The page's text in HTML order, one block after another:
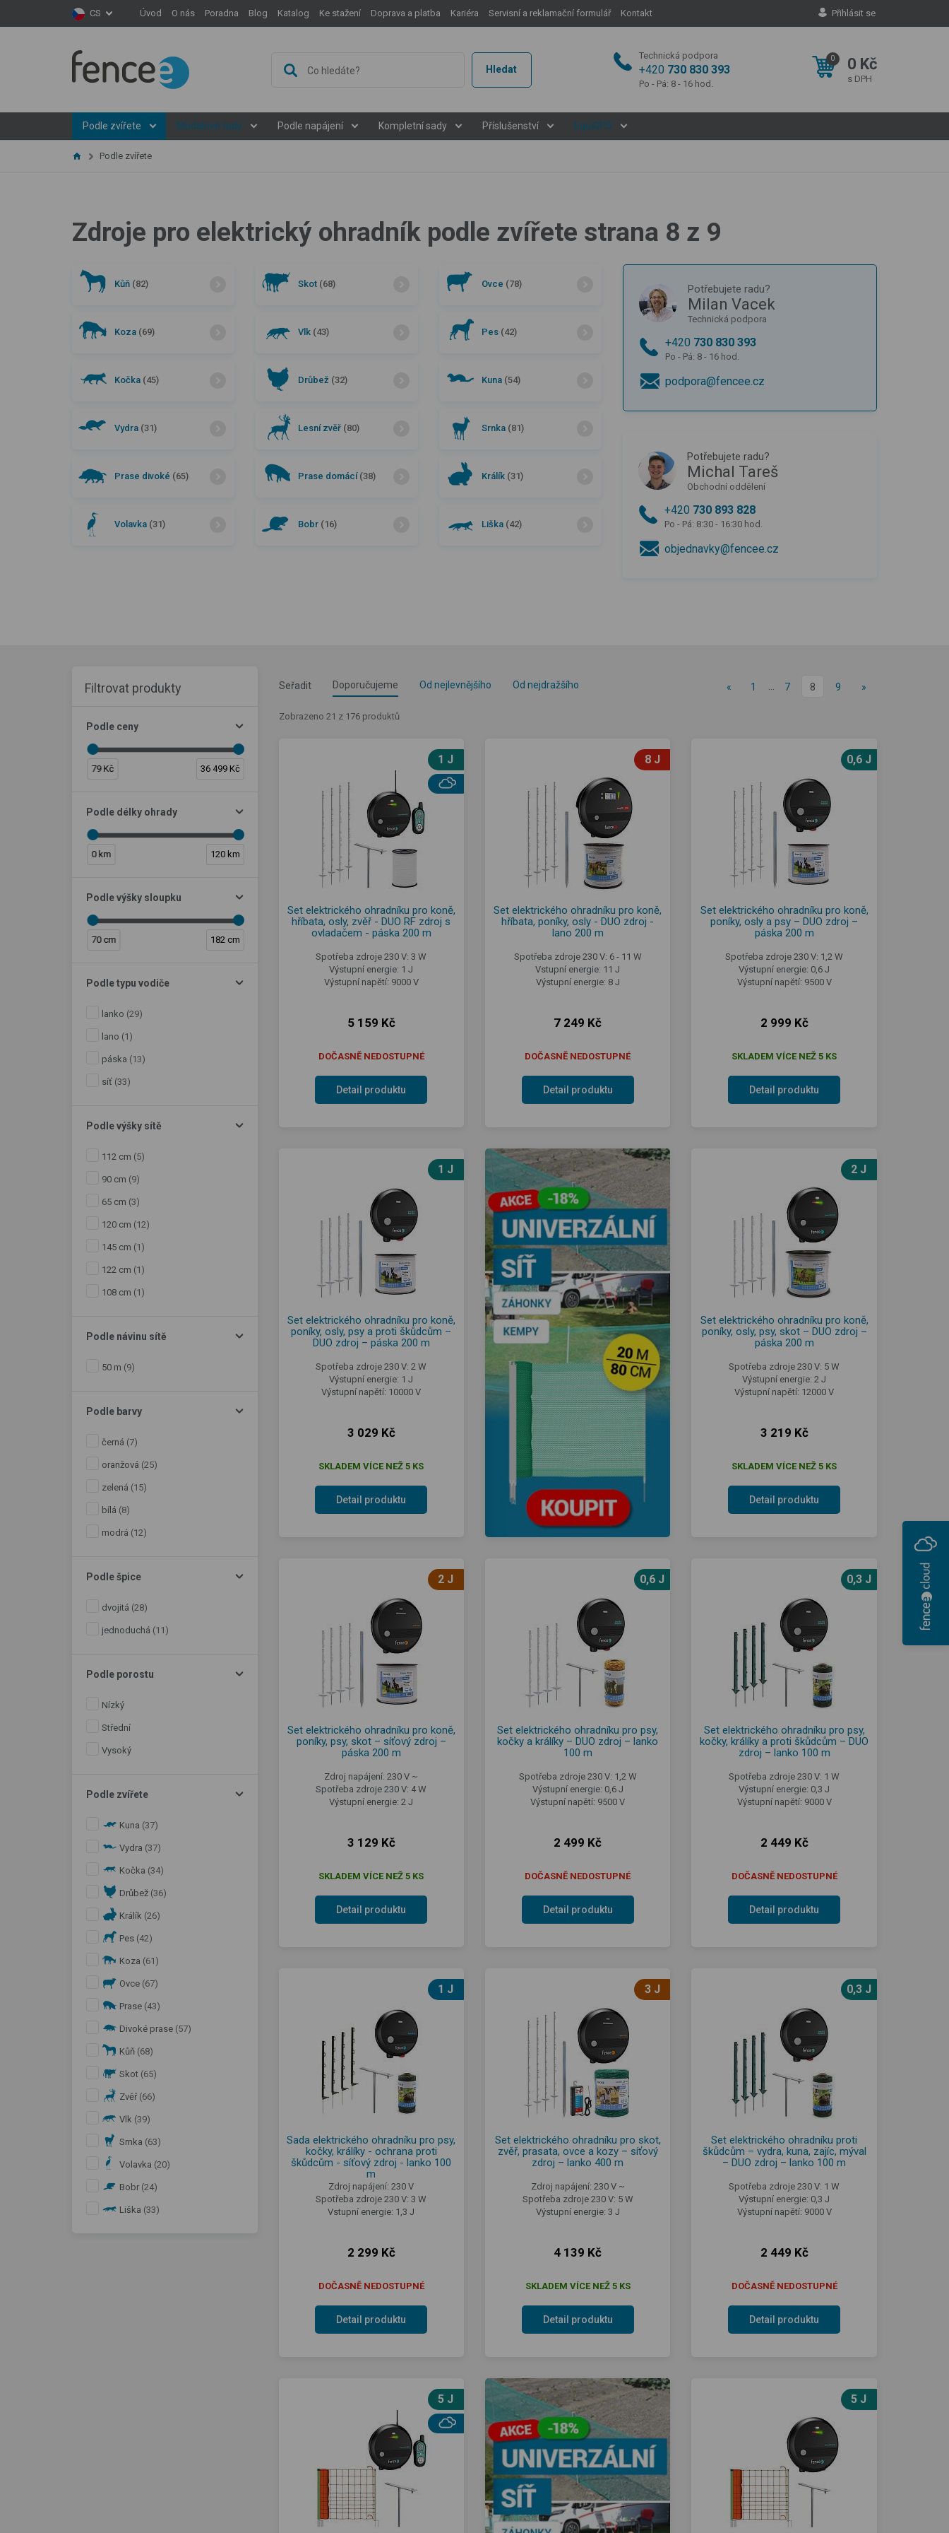
CS Úvod O nás Poradna Blog Katalog Ke stažení Doprava a platba Kariéra Servisní a reklamační formulář Kontakt Přihlásit se
Hledat
Technická podpora
+420 730 830 393
Po - Pá: 8 - 16 hod.
0 0 Kč
s DPH
Podle zvířete Modelové řady Podle napájení Kompletní sady Příslušenství EquiGPS
Podle zvířete
Zdroje pro elektrický ohradník podle zvířete strana 8 z 9
Kůň (82) Skot (68) Ovce (78)
Koza (69) Vlk (43) Pes (42)
Kočka (45) Drůbež (32) Kuna (54)
Vydra (31) Lesní zvěř (80) Srnka (81)
Prase divoké (65) Prase domácí (38) Králík (31)
Volavka (31) Bobr (16) Liška (42)
Potřebujete radu?
Milan Vacek
Technická podpora
+420 730 830 393
Po - Pá: 8 - 16 hod.
podpora@fencee.cz
Potřebujete radu?
Michal Tareš
Obchodní oddělení
+420 730 893 828
Po - Pá: 8:30 - 16:30 hod.
objednavky@fencee.cz
Filtrovat produkty
Podle ceny
79 Kč 36 499 Kč
Podle délky ohrady
0 km 120 km
Podle výšky sloupku
70 cm 182 cm
Podle typu vodiče
lanko (29)
lano (1)
páska (13)
síť (33)
Podle výšky sítě
112 cm (5)
90 cm (9)
65 cm (3)
120 cm (12)
145 cm (1)
122 cm (1)
108 cm (1)
Podle návinu sítě
50 m (9)
Podle barvy
černá (7)
oranžová (25)
zelená (15)
bílá (8)
modrá (12)
Podle špice
dvojitá (28)
jednoduchá (11)
Podle porostu
Nízký
Střední
Vysoký
Podle zvířete
Kuna (37)
Vydra (37)
Kočka (34)
Drůbež (36)
Králík (26)
Pes (42)
Koza (61)
Ovce (67)
Prase (43)
Divoké prase (57)
Kůň (68)
Skot (65)
Zvěř (66)
Vlk (39)
Srnka (63)
Volavka (20)
Bobr (24)
Liška (33)
Seřadit Doporučujeme Od nejlevnějšího Od nejdražšího « 1 7 8 9 »
Zobrazeno 21 z 176 produktů
1 J
Set elektrického ohradníku pro koně,
hříbata, osly, zvěř - DUO RF zdroj s
ovladačem - páska 200 m
Spotřeba zdroje 230 V: 3 W
Výstupní energie: 1 J
Výstupní napětí: 9000 V
5 159 Kč
DOČASNĚ NEDOSTUPNÉ
Detail produktu
8 J
Set elektrického ohradníku pro koně,
hříbata, poníky, osly - DUO zdroj -
lano 200 m
Spotřeba zdroje 230 V: 6 - 11 W
Vstupní energie: 11 J
Výstupní energie: 8 J
7 249 Kč
DOČASNĚ NEDOSTUPNÉ
Detail produktu
0,6 J
Set elektrického ohradníku pro koně,
poníky, osly a psy – DUO zdroj –
páska 200 m
Spotřeba zdroje 230 V: 1,2 W
Výstupní energie: 0,6 J
Výstupní napětí: 9500 V
2 999 Kč
SKLADEM VÍCE NEŽ 5 KS
Detail produktu
1 J
Set elektrického ohradníku pro koně,
poníky, osly, psy a proti škůdcům –
DUO zdroj – páska 200 m
Spotřeba zdroje 230 V: 2 W
Výstupní energie: 1 J
Výstupní napětí: 10000 V
3 029 Kč
SKLADEM VÍCE NEŽ 5 KS
Detail produktu
2 J
Set elektrického ohradníku pro koně,
poníky, osly, psy, skot – DUO zdroj –
páska 200 m
Spotřeba zdroje 230 V: 5 W
Výstupní energie: 2 J
Výstupní napětí: 12000 V
3 219 Kč
SKLADEM VÍCE NEŽ 5 KS
Detail produktu
2 J
Set elektrického ohradníku pro koně,
poníky, psy, skot – síťový zdroj –
páska 200 m
Zdroj napájení: 230 V ~
Spotřeba zdroje 230 V: 4 W
Výstupní energie: 2 J
3 129 Kč
SKLADEM VÍCE NEŽ 5 KS
Detail produktu
0,6 J
Set elektrického ohradníku pro psy,
kočky a králíky – DUO zdroj – lanko
100 m
Spotřeba zdroje 230 V: 1,2 W
Výstupní energie: 0,6 J
Výstupní napětí: 9500 V
2 499 Kč
DOČASNĚ NEDOSTUPNÉ
Detail produktu
0,3 J
Set elektrického ohradníku pro psy,
kočky, králíky a proti škůdcům – DUO
zdroj – lanko 100 m
Spotřeba zdroje 230 V: 1 W
Výstupní energie: 0,3 J
Výstupní napětí: 9000 V
2 449 Kč
DOČASNĚ NEDOSTUPNÉ
Detail produktu
1 J
Sada elektrického ohradníku pro psy,
kočky, králíky - ochrana proti
škůdcům - síťový zdroj - lanko 100
m
Zdroj napájení: 230 V
Spotřeba zdroje 230 V: 3 W
Vstupní energie: 1,3 J
2 299 Kč
DOČASNĚ NEDOSTUPNÉ
Detail produktu
3 J
Set elektrického ohradníku pro skot,
zvěř, prasata, ovce a kozy – síťový
zdroj – lanko 400 m
Zdroj napájení: 230 V ~
Spotřeba zdroje 230 V: 5 W
Výstupní energie: 3 J
4 139 Kč
SKLADEM VÍCE NEŽ 5 KS
Detail produktu
0,3 J
Set elektrického ohradníku proti
škůdcům – vydra, kuna, zajíc, mýval
– DUO zdroj – lanko 100 m
Spotřeba zdroje 230 V: 1 W
Výstupní energie: 0,3 J
Výstupní napětí: 9000 V
2 449 Kč
DOČASNĚ NEDOSTUPNÉ
Detail produktu
5 J 5 J